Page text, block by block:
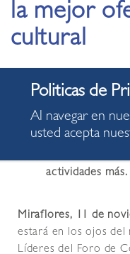
la mejor
cultural
11.11.2024
Municipalidad
del distrito
actividades más.
Miraflores, 11 de
estará en los ojos del
Líderes del Foro de
Al navegar en
usted acepta